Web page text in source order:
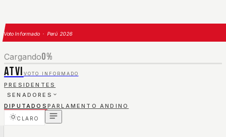
Voto Informado · Perú 2026
Cargando0%
ATVI VOTO INFORMADO
PRESIDENTES
SENADORES
DIPUTADOS PARLAMENTO ANDINO
CLARO